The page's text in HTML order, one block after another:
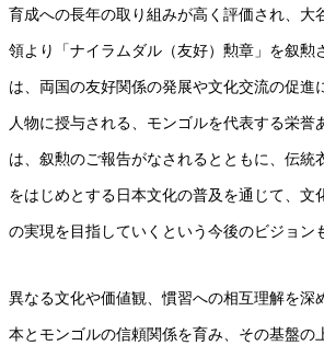
育成への長年の取り組みが高く評価され、大
領より「ナイラムダル（友好）勲章」を叙勲
は、両国の友好関係の発展や文化交流の促進
人物に授与される、モンゴルを代表する栄誉
は、叙勲のご報告がなされるとともに、伝統
をはじめとする日本文化の普及を通じて、文
の実現を目指していくという今後のビジョン
異なる文化や価値観、慣習への相互理解を深
本とモンゴルの信頼関係を育み、その基盤の